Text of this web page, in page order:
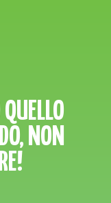
NON